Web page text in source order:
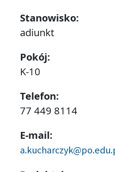
Stanowisko:
adiunkt
Pokój:
K-10
Telefon:
77 449 8114
E-mail: